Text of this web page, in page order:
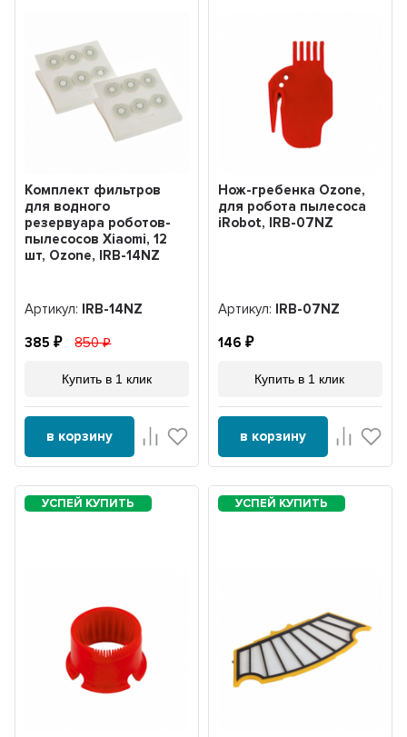
Комплект фильтров
для водного
резервуара роботов-
пылесосов Xiaomi, 12
шт, Ozone, IRB-14NZ
Артикул: IRB-14NZ
385 850
Купить в 1 клик
в корзину
Нож-гребенка Ozone,
для робота пылесоса
iRobot, IRB-07NZ
Артикул: IRB-07NZ
146
Купить в 1 клик
в корзину